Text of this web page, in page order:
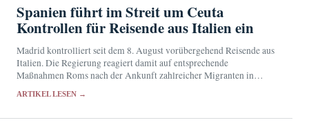
Spanien führt im Streit um Ceuta
Kontrollen für Reisende aus Italien ein
Madrid kontrolliert seit dem 8. August vorübergehend Reisende aus
Italien. Die Regierung reagiert damit auf entsprechende
Maßnahmen Roms nach der Ankunft zahlreicher Migranten in
ARTIKEL LESEN →